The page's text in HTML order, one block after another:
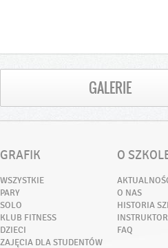
GALERIE
GRAFIK
WSZYSTKIE
PARY
SOLO
KLUB FITNESS
DZIECI
ZAJĘCIA DLA STUDENTÓW
O
O NAS
HISTORIA
FAQ